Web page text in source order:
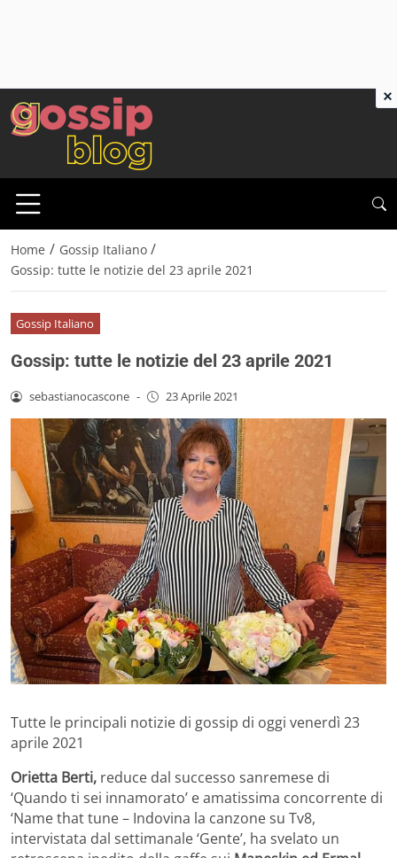
Home / Gossip Italiano /
Gossip: tutte le notizie del 23 aprile 2021
Gossip Italiano
Gossip: tutte le notizie del 23 aprile 2021
sebastianocascone - 23 Aprile 2021
Tutte le principali notizie di gossip di oggi venerdì 23
aprile 2021
Orietta Berti, reduce dal successo sanremese di
‘Quando ti sei innamorato’ e amatissima concorrente di
‘Name that tune – Indovina la canzone su Tv8,
intervistata dal settimanale ‘Gente’, ha svelato un
×